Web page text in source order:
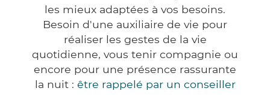
les mieux adaptées à vos besoins.
Besoin d'une auxiliaire de vie pour
réaliser les gestes de la vie
quotidienne, vous tenir compagnie ou
encore pour une présence rassurante
la nuit : être rappelé par un conseiller